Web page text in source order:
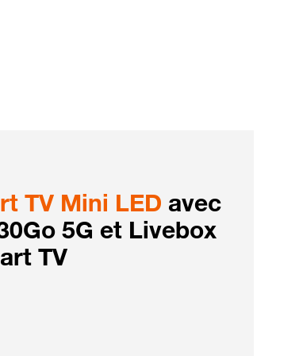
TV Mini LED avec
5G et Livebox
TV